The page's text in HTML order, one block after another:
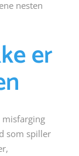
nesten
er
som spiller